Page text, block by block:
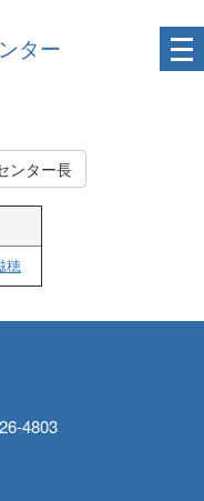
ター
ンター長
穂
4803